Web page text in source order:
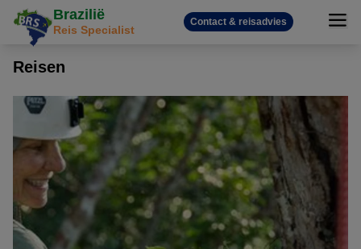
Brazilië
Reis Specialist
Contact & reisadvies
Reisen